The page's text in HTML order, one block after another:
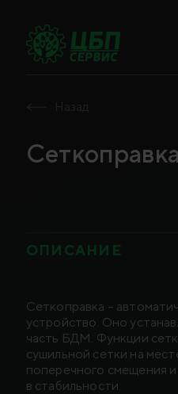
Сеткоправка
ОПИСАНИЕ
Сеткоправка –
устройство. Оно
часть БДМ. Функции
сушильной сетки на
поперечного смещения
в стабильности.